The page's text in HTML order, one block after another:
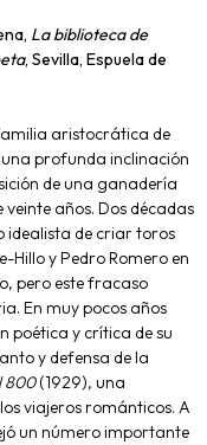
La biblioteca de
, Sevilla, Espuela de
aristocrática de
profunda inclinación
de una ganadería
años. Dos décadas
idealista de criar toros
Hillo y Pedro Romero en
pero este fracaso
En muy pocos años
poética y crítica de su
y defensa de la
800(1929), una
viajeros románticos. A
un número importante